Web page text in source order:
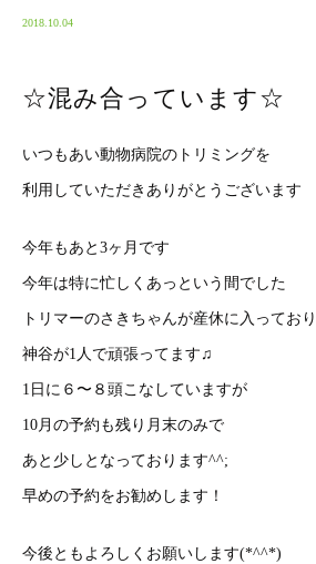
2018.10.04
☆混み合っています☆
いつもあい動物病院のトリミングを
利用していただきありがとうございます
今年もあと3ヶ月です
今年は特に忙しくあっという間でした
トリマーのさきちゃんが産休に入っており
神谷が1人で頑張ってます♫
1日に６〜８頭こなしていますが
10月の予約も残り月末のみで
あと少しとなっております^^;
早めの予約をお勧めします！
今後ともよろしくお願いします(*^^*)